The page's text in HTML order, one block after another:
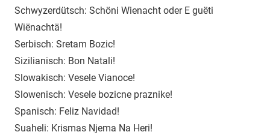
Schwyzerdütsch: Schöni Wienacht oder E guëti
Wiënachtä!
Serbisch: Sretam Bozic!
Sizilianisch: Bon Natali!
Slowakisch: Vesele Vianoce!
Slowenisch: Vesele bozicne praznike!
Spanisch: Feliz Navidad!
Suaheli: Krismas Njema Na Heri!